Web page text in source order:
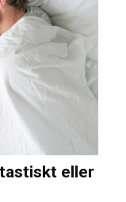
eller